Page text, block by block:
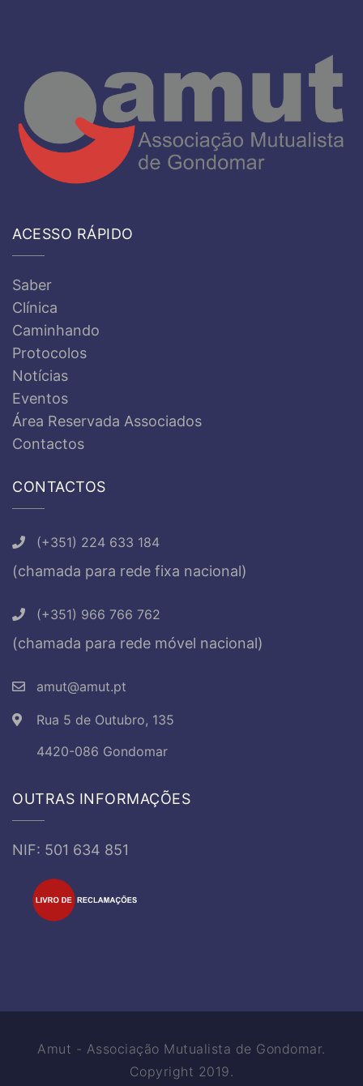
ACESSO RÁPIDO
Saber
Clínica
Caminhando
Protocolos
Notícias
Eventos
Área Reservada Associados
Contactos
CONTACTOS
(+351) 224 633 184
(chamada para rede fixa nacional)
(+351) 966 766 762
(chamada para rede móvel nacional)
amut@amut.pt
Rua 5 de Outubro, 135
4420-086 Gondomar
OUTRAS INFORMAÇÕES
NIF: 501 634 851
Amut - Associação Mutualista de Gondomar.
Copyright 2019.